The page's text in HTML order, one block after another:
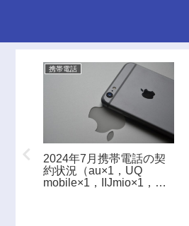
携帯電話
2024年7月携帯電話の契
約状況（au×1，UQ
mobile×1，IIJmio×1，